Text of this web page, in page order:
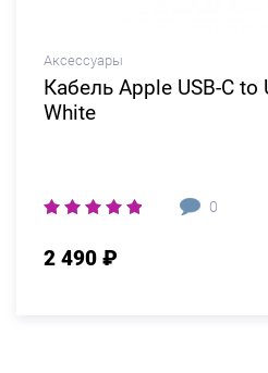
Аксессуары
Кабель Apple USB-C to
White
0
2 490 ₽